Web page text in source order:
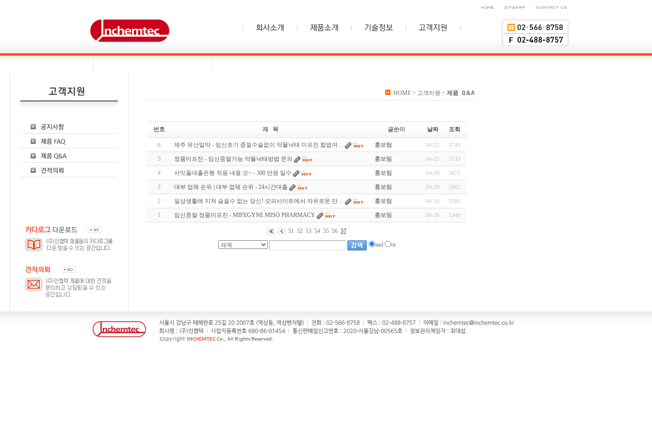
HOME > 고객지원 > 제품 Q＆A
번호 제 목 글쓴이 날짜 조회
6 제주 유산알약 - 임신초기 중절수술없이 약물낙태 미프진 합법여… 홍보팀 04-22 5745
5 정품미프진 - 임신중절가능 약물낙태방법 문의 홍보팀 04-22 5733
4 사잇돌대출은행 적용 내용 오~ - 300 만원 일수 홍보팀 04-26 5671
3 대부 업체 순위 | 대부 업체 순위 - 24시간대출 홍보팀 04-26 5662
2 일상생활에 지쳐 숨쉴수 없는 당신! 오피사이트에서 자유로운 만… 홍보팀 04-26 5584
1 임신중절 정품미프진 - MIFEGYNE MISO PHARMACY 홍보팀 04-26 5349
51 52 53 54 55 56 57
and or